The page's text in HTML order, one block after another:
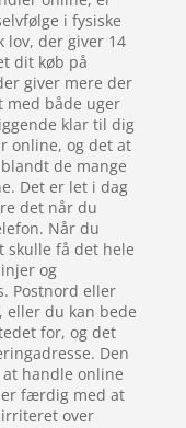
i fysiske
lov, der giver 14
dit køb på
giver mere der
både uger
klar til dig
online, og det at
de mange
Det er let i dag
det når du
Når du
skulle få det hele
og
Postnord eller
eller du kan bede
for, og det
Den
handle online
færdig med at
over